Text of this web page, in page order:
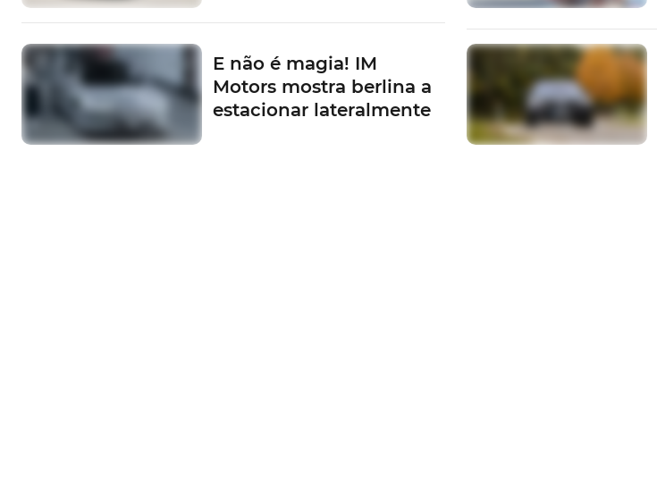
E não é magia! IM
Motors mostra berlina a
estacionar lateralmente